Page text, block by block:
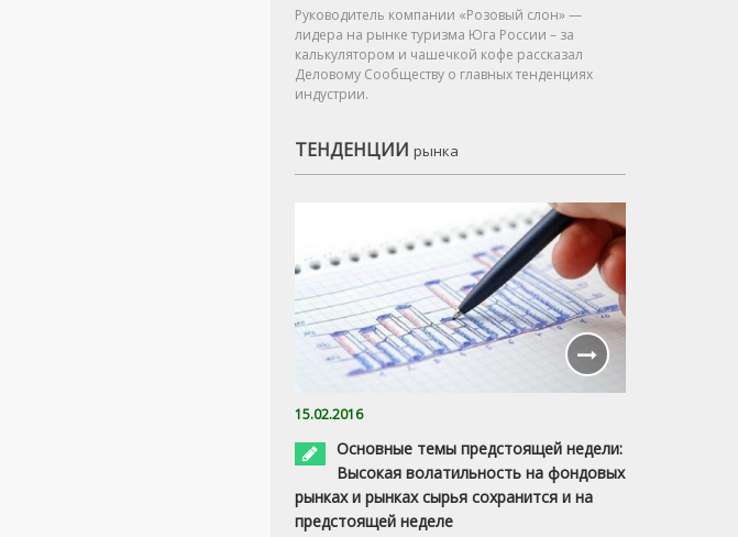
26.02.2016
Авиакомпании РФ в январе 2016г. снизили перевозку
Руководитель компании «Розовый слон» —
лидера на рынке туризма Юга России – за
калькулятором и чашечкой кофе рассказал
Деловому Сообществу о главных тенденциях
индустрии.
ТЕНДЕНЦИИ рынка
15.02.2016
Основные темы предстоящей недели:
Высокая волатильность на фондовых
рынках и рынках сырья сохранится и на
предстоящей неделе